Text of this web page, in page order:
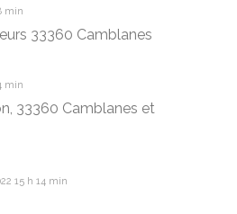
min
33360 Camblanes
min
33360 Camblanes et
15 h 14 min